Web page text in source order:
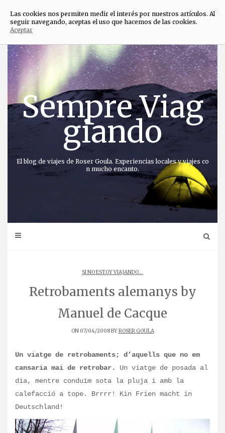
Saltar
contenido
Sempre Viag
giando
El blog de viajes de Roser Goula. Experiencias locales y viajes co
n mucho encanto.
SI NO ESTOY VIAJANDO...
Retrobaments alemanys by
Manuel de Cacque
ON 07/04/2008 BYROSER GOULA
Un viatge de retrobaments; d’aquells que no em
cansaria mai de retrobar. Un viatge de posada al
dia, mentre conduïm sota la pluja i amb la
calefacció a tope. Brrrr! Kin Frien macht in
Deutschland!
×
Las cookies nos permiten medir el interés por nuestros artículos. Al
seguir navegando, aceptas el uso que hacemos de las cookies.
Aceptar